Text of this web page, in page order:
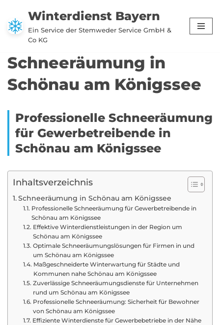
Zum
Inhalt
Winterdienst Bayern
Ein Service der Stemweder Service GmbH &
Co KG
Schneeräumung in
Schönau am Königssee
Professionelle Schneeräumung
für Gewerbetreibende in
Schönau am Königssee
Inhaltsverzeichnis
Schneeräumung in Schönau am Königssee
Professionelle Schneeräumung für Gewerbetreibende in
Schönau am Königssee
Effektive Winterdienstleistungen in der Region um
Schönau am Königssee
Optimale Schneeräumungslösungen für Firmen in und
um Schönau am Königssee
Maßgeschneiderte Winterwartung für Städte und
Kommunen nahe Schönau am Königssee
Zuverlässige Schneeräumungsdienste für Unternehmen
rund um Schönau am Königssee
Professionelle Schneeräumung: Sicherheit für Bewohner
von Schönau am Königssee
Effiziente Winterdienste für Gewerbebetriebe in der Nähe